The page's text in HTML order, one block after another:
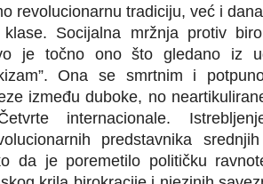
revolucionarnu tradiciju, već i
Socijalna mržnja protiv
je točno ono što gledano iz
Ona se smrtnim i
između duboke, no
internacionale.
predstavnika
da je poremetilo političku